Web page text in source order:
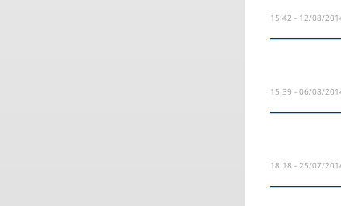
12/08/2014 -
06/08/2014 -
25/07/2014 -